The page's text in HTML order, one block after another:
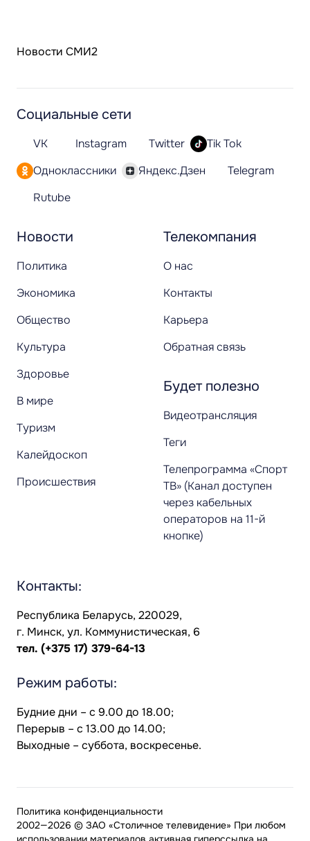
Новости СМИ2
Новости
Политика
Экономика
Общество
Культура
Здоровье
В мире
Туризм
Калейдоскоп
Происшествия
Телекомпания
О нас
Контакты
Карьера
Обратная связь
Будет полезно
Видеотрансляция
Теги
Телепрограмма «Спорт
ТВ» (Канал доступен
через кабельных
операторов на 11-й
кнопке)
Социальные сети
VK Instagram Twitter
Tik Tok
Одноклассники
Яндекс.Дзен
Telegram
Rutube
Контакты:
Республика Беларусь, 220029,
г. Минск, ул. Коммунистическая, 6
тел. (+375 17) 379-64-13
Режим работы:
Будние дни – с 9.00 до 18.00;
Перерыв – с 13.00 до 14.00;
Выходные – суббота, воскресенье.
2002—2026 © ЗАО «Столичное телевидение» При любом
Политика конфиденциальности